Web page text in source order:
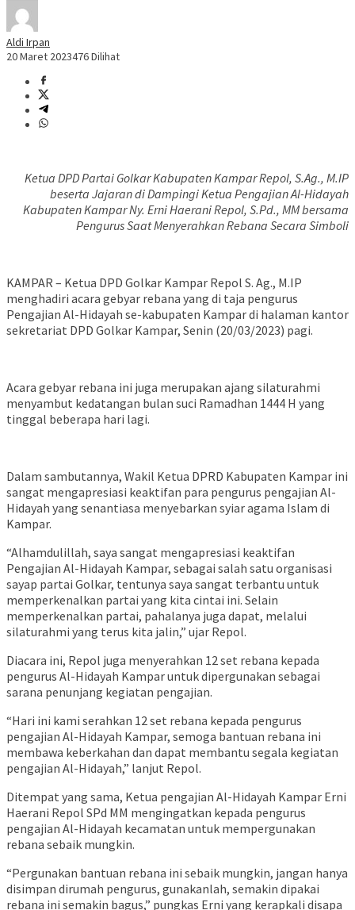
Aldi Irpan
20 Maret 2023476 Dilihat
Ketua DPD Partai Golkar Kabupaten Kampar Repol, S.Ag., M.IP
beserta Jajaran di Dampingi Ketua Pengajian Al-Hidayah
Kabupaten Kampar Ny. Erni Haerani Repol, S.Pd., MM bersama
Pengurus Saat Menyerahkan Rebana Secara Simboli
KAMPAR – Ketua DPD Golkar Kampar Repol S. Ag., M.IP
menghadiri acara gebyar rebana yang di taja pengurus
Pengajian Al-Hidayah se-kabupaten Kampar di halaman kantor
sekretariat DPD Golkar Kampar, Senin (20/03/2023) pagi.
Acara gebyar rebana ini juga merupakan ajang silaturahmi
menyambut kedatangan bulan suci Ramadhan 1444 H yang
tinggal beberapa hari lagi.
Dalam sambutannya, Wakil Ketua DPRD Kabupaten Kampar ini
sangat mengapresiasi keaktifan para pengurus pengajian Al-
Hidayah yang senantiasa menyebarkan syiar agama Islam di
Kampar.
“Alhamdulillah, saya sangat mengapresiasi keaktifan
Pengajian Al-Hidayah Kampar, sebagai salah satu organisasi
sayap partai Golkar, tentunya saya sangat terbantu untuk
memperkenalkan partai yang kita cintai ini. Selain
memperkenalkan partai, pahalanya juga dapat, melalui
silaturahmi yang terus kita jalin,” ujar Repol.
Diacara ini, Repol juga menyerahkan 12 set rebana kepada
pengurus Al-Hidayah Kampar untuk dipergunakan sebagai
sarana penunjang kegiatan pengajian.
“Hari ini kami serahkan 12 set rebana kepada pengurus
pengajian Al-Hidayah Kampar, semoga bantuan rebana ini
membawa keberkahan dan dapat membantu segala kegiatan
pengajian Al-Hidayah,” lanjut Repol.
Ditempat yang sama, Ketua pengajian Al-Hidayah Kampar Erni
Haerani Repol SPd MM mengingatkan kepada pengurus
pengajian Al-Hidayah kecamatan untuk mempergunakan
rebana sebaik mungkin.
“Pergunakan bantuan rebana ini sebaik mungkin, jangan hanya
disimpan dirumah pengurus, gunakanlah, semakin dipakai
rebana ini semakin bagus,” pungkas Erni yang kerapkali disapa